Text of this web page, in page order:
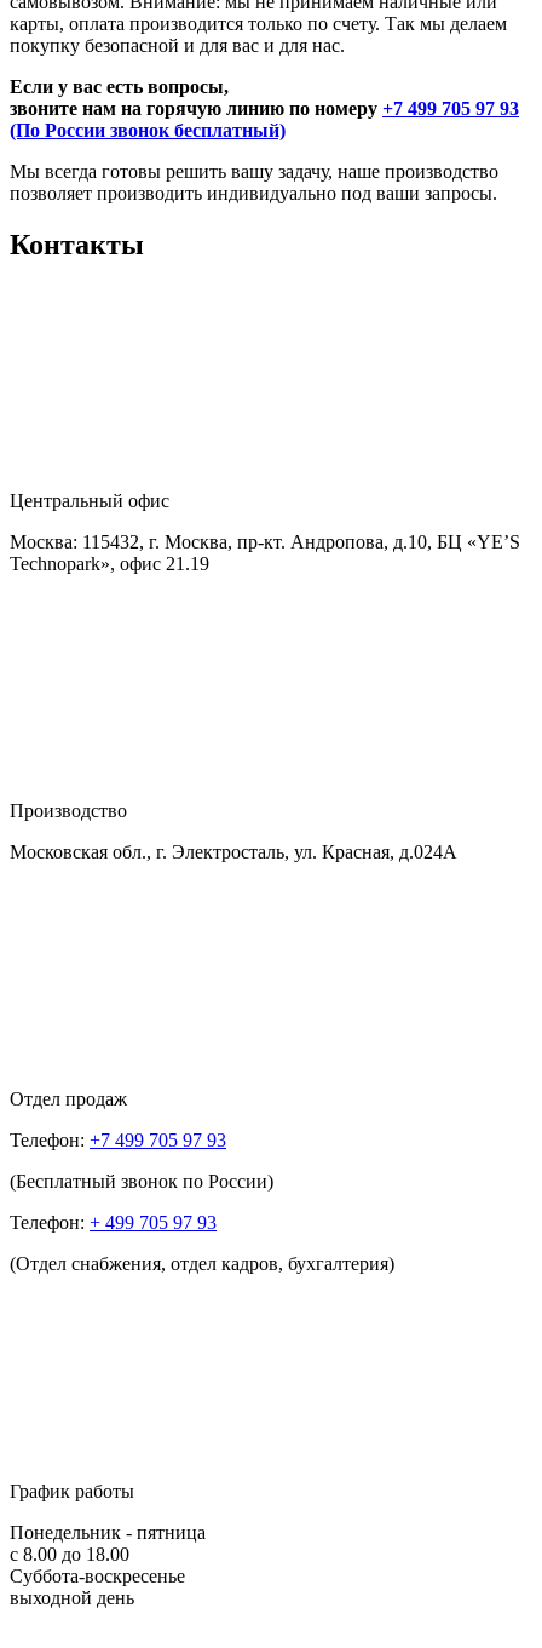
карты, оплата производится только по счету. Так мы делаем
покупку безопасной и для вас и для нас.
Если у вас есть вопросы,
звоните нам на горячую линию по номеру +7 499 705 97 93
(По России звонок бесплатный)
Мы всегда готовы решить вашу задачу, наше производство
позволяет производить индивидуально под ваши запросы.
Контакты
Центральный офис
Москва: 115432, г. Москва, пр-кт. Андропова, д.10, БЦ «YE’S
Technopark», офис 21.19
Производство
Московская обл., г. Электросталь, ул. Красная, д.024А
Отдел продаж
Телефон: +7 499 705 97 93
(Бесплатный звонок по России)
Телефон: + 499 705 97 93
(Отдел снабжения, отдел кадров, бухгалтерия)
График работы
Понедельник - пятница
с 8.00 до 18.00
Суббота-воскресенье
выходной день